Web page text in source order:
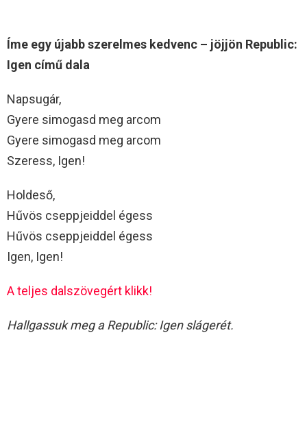
Íme egy újabb szerelmes kedvenc – jöjjön Republic:
Igen című dala
Napsugár,
Gyere simogasd meg arcom
Gyere simogasd meg arcom
Szeress, Igen!
Holdeső,
Hűvös cseppjeiddel égess
Hűvös cseppjeiddel égess
Igen, Igen!
A teljes dalszövegért klikk!
Hallgassuk meg a Republic: Igen slágerét.